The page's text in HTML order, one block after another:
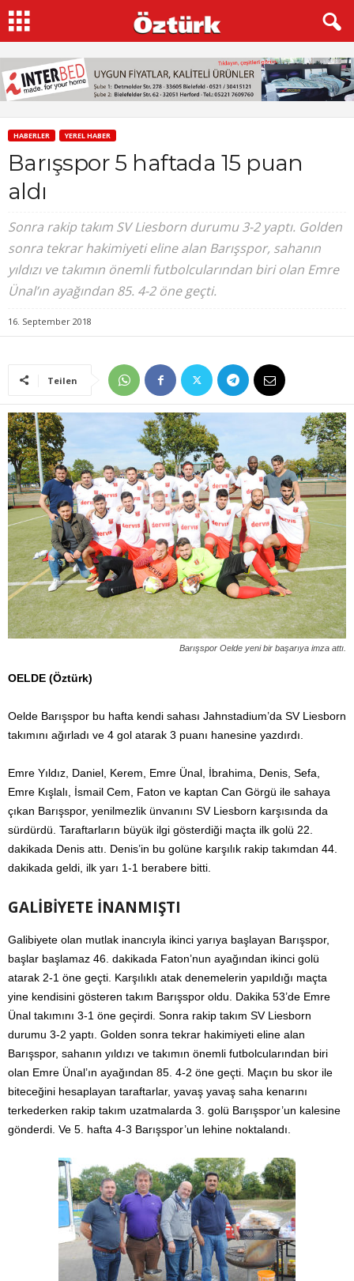
HABERLER YEREL HABER
Barışspor 5 haftada 15 puan
aldı
Sonra rakip takım SV Liesborn durumu 3-2 yaptı. Golden
sonra tekrar hakimiyeti eline alan Barışspor, sahanın
yıldızı ve takımın önemli futbolcularından biri olan Emre
Ünal’ın ayağından 85. 4-2 öne geçti.
16. September 2018
Teilen
Barışspor Oelde yeni bir başarıya imza attı.
OELDE (Öztürk)
Oelde Barışspor bu hafta kendi sahası Jahnstadium’da SV Liesborn
takımını ağırladı ve 4 gol atarak 3 puanı hanesine yazdırdı.
Emre Yıldız, Daniel, Kerem, Emre Ünal, İbrahima, Denis, Sefa,
Emre Kışlalı, İsmail Cem, Faton ve kaptan Can Görgü ile sahaya
çıkan Barışspor, yenilmezlik ünvanını SV Liesborn karşısında da
sürdürdü. Taraftarların büyük ilgi gösterdiği maçta ilk golü 22.
dakikada Denis attı. Denis’in bu golüne karşılık rakip takımdan 44.
dakikada geldi, ilk yarı 1-1 berabere bitti.
GALİBİYETE İNANMIŞTI
Galibiyete olan mutlak inancıyla ikinci yarıya başlayan Barışspor,
başlar başlamaz 46. dakikada Faton’nun ayağından ikinci golü
atarak 2-1 öne geçti. Karşılıklı atak denemelerin yapıldığı maçta
yine kendisini gösteren takım Barışspor oldu. Dakika 53’de Emre
Ünal takımını 3-1 öne geçirdi. Sonra rakip takım SV Liesborn
durumu 3-2 yaptı. Golden sonra tekrar hakimiyeti eline alan
Barışspor, sahanın yıldızı ve takımın önemli futbolcularından biri
olan Emre Ünal’ın ayağından 85. 4-2 öne geçti. Maçın bu skor ile
biteceğini hesaplayan taraftarlar, yavaş yavaş saha kenarını
terkederken rakip takım uzatmalarda 3. golü Barışspor’un kalesine
gönderdi. Ve 5. hafta 4-3 Barışspor’un lehine noktalandı.